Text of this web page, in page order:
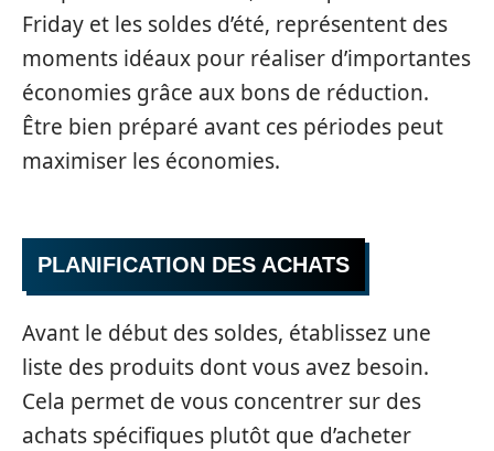
Friday et les soldes d’été, représentent des
moments idéaux pour réaliser d’importantes
économies grâce aux bons de réduction.
Être bien préparé avant ces périodes peut
maximiser les économies.
PLANIFICATION DES ACHATS
Avant le début des soldes, établissez une
liste des produits dont vous avez besoin.
Cela permet de vous concentrer sur des
achats spécifiques plutôt que d’acheter